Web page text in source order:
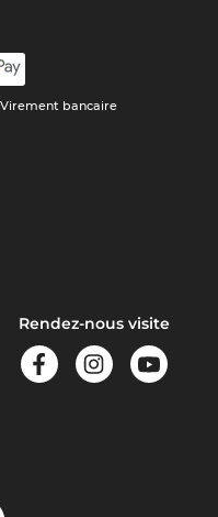
bancaire
Rendez-nous visite